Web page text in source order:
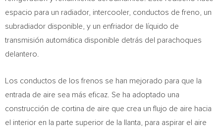
espacio para un radiador, intercooler, conductos de freno, un
subradiador disponible, y un enfriador de líquido de
transmisión automática disponible detrás del parachoques
delantero.
Los conductos de los frenos se han mejorado para que la
entrada de aire sea más eficaz. Se ha adoptado una
construcción de cortina de aire que crea un flujo de aire hacia
el interior en la parte superior de la llanta, para aspirar el aire